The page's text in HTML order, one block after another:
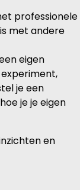
professionele
met andere
eigen
je een
je je eigen
en